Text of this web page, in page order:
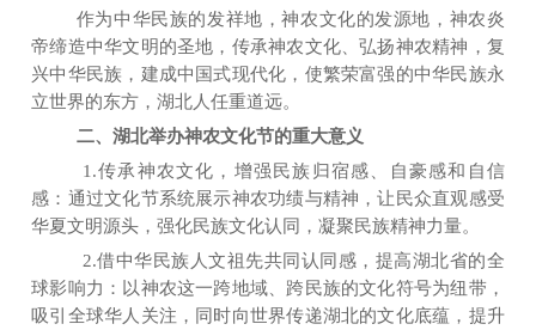
作为中华民族的发祥地，神农文化的发源地，神农炎
帝缔造中华文明的圣地，传承神农文化、弘扬神农精神，复
兴中华民族，建成中国式现代化，使繁荣富强的中华民族永
立世界的东方，湖北人任重道远。
二、湖北举办神农文化节的重大意义
1.传承神农文化，增强民族归宿感、自豪感和自信
感：通过文化节系统展示神农功绩与精神，让民众直观感受
华夏文明源头，强化民族文化认同，凝聚民族精神力量。
2.借中华民族人文祖先共同认同感，提高湖北省的全
球影响力：以神农这一跨地域、跨民族的文化符号为纽带，
吸引全球华人关注，同时向世界传递湖北的文化底蕴，提升